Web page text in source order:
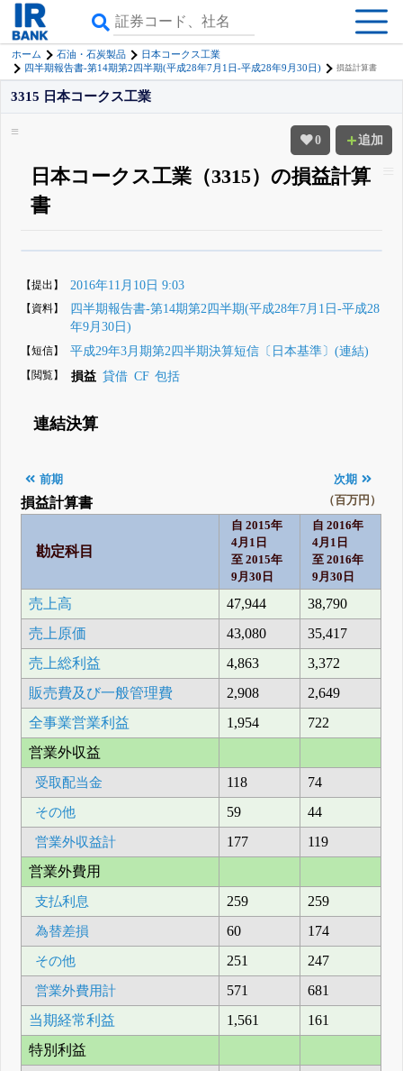
ホーム 石油・石炭製品
日本コークス工業
四半期報告書-第14期第2四半期(平成28年7月1日-平成28年9月30日)
損益計算書
0 追加
3315 日本コークス工業
日本コークス工業（3315）の損益計算
書
詳しく見られる無料でβ版をはじめる
登録すると永久30%OFFと米株版の先行利用も付きます
【提出】 2016年11月10日 9:03
【資料】
四半期報告書-第14期第2四半期(平成28年7月1日-平成28
年9月30日)
【短信】 平成29年3月期第2四半期決算短信〔日本基準〕(連結)
【閲覧】 損益 貸借 CF 包括
連結決算
前期 次期
損益計算書 （百万円）
勘定科目
自 2015年
4月1日
至 2015年
9月30日
自 2016年
4月1日
至 2016年
9月30日
売上高 47,944
38,790
売上原価
43,080
35,417
売上総利益
4,863
3,372
販売費及び一般管理費
2,908
2,649
全事業営業利益
1,954
722
営業外収益
受取配当金
118
74
その他
59
44
営業外収益計
177
119
営業外費用
支払利息
259
259
為替差損
60
174
その他
251
247
営業外費用計
571
681
当期経常利益
1,561
161
特別利益